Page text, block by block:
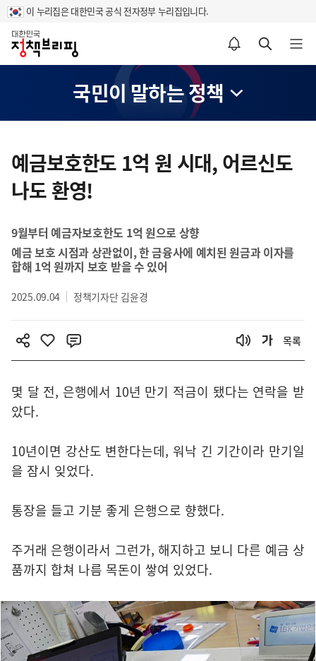
이 누리집은 대한민국 공식 전자정부 누리집입니다.
홈
알림설정 바로가기 검색 바로가기 메뉴 열기
국민이 말하는 정책
텐
츠
영
예금보호한도 1억 원 시대, 어르신도
나도 환영!
9월부터 예금자보호한도 1억 원으로 상향
예금 보호 시점과 상관없이, 한 금융사에 예치된 원금과 이자를
합해 1억 원까지 보호 받을 수 있어
2025.09.04 정책기자단 김윤경
목록
몇 달 전, 은행에서 10년 만기 적금이 됐다는 연락을 받
았다.
10년이면 강산도 변한다는데, 워낙 긴 기간이라 만기일
을 잠시 잊었다.
통장을 들고 기분 좋게 은행으로 향했다.
주거래 은행이라서 그런가, 해지하고 보니 다른 예금 상
품까지 합쳐 나름 목돈이 쌓여 있었다.